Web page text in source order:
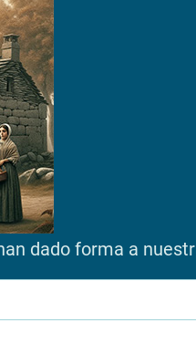
dado forma a